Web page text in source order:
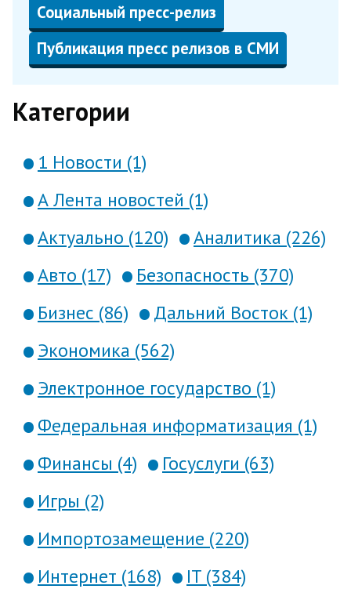
Социальный пресс-релиз
Публикация пресс релизов в СМИ
Категории
1 Новости (1)
А Лента новостей (1)
Актуально (120)
Аналитика (226)
Авто (17)
Безопасность (370)
Бизнес (86)
Дальний Восток (1)
Экономика (562)
Электронное государство (1)
Федеральная информатизация (1)
Финансы (4)
Госуслуги (63)
Игры (2)
Импортозамещение (220)
Интернет (168)
IT (384)